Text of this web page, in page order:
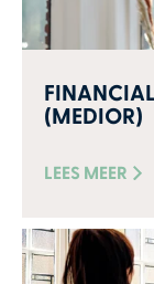
(MEDIOR)
LEES MEER